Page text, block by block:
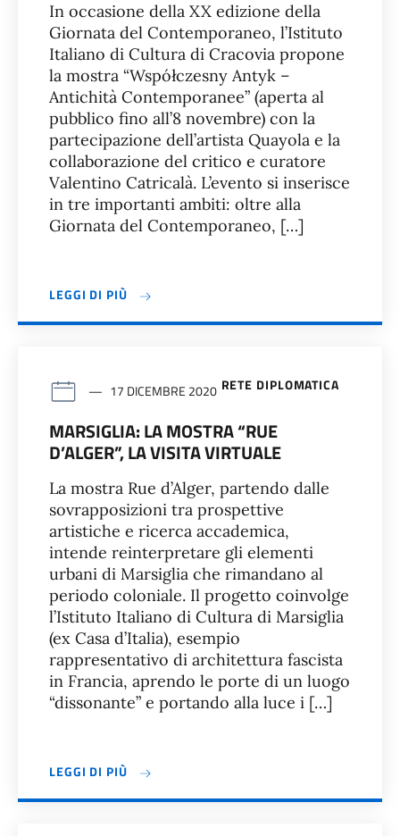
In occasione della XX edizione della
Giornata del Contemporaneo, l’Istituto
Italiano di Cultura di Cracovia propone
la mostra “Współczesny Antyk –
Antichità Contemporanee” (aperta al
pubblico fino all’8 novembre) con la
partecipazione dell’artista Quayola e la
collaborazione del critico e curatore
Valentino Catricalà. L’evento si inserisce
in tre importanti ambiti: oltre alla
Giornata del Contemporaneo, […]
LEGGI DI PIÙ
RETE DIPLOMATICA
17 DICEMBRE 2020
MARSIGLIA: LA MOSTRA “RUE
D’ALGER”, LA VISITA VIRTUALE
La mostra Rue d’Alger, partendo dalle
sovrapposizioni tra prospettive
artistiche e ricerca accademica,
intende reinterpretare gli elementi
urbani di Marsiglia che rimandano al
periodo coloniale. Il progetto coinvolge
l’Istituto Italiano di Cultura di Marsiglia
(ex Casa d’Italia), esempio
rappresentativo di architettura fascista
in Francia, aprendo le porte di un luogo
“dissonante” e portando alla luce i […]
LEGGI DI PIÙ